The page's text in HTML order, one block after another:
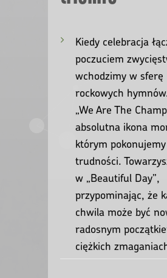
Kiedy celebracja
poczuciem
wchodzimy w sferę
rockowych
„We Are The
absolutna ikona
którym pokonujemy
trudności.
w „Beautiful Day”,
przypominając, że
chwila może być
radosnym
ciężkich